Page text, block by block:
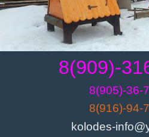
8(909)-
8(905)-36-
8(916)-94-
kolodes-